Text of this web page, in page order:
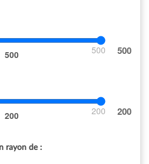
500 500
200 200
rayon de :